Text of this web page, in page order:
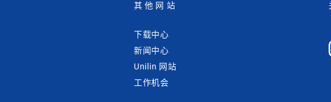
其他网站
下载中心
新闻中心
Unilin 网站
工作机会